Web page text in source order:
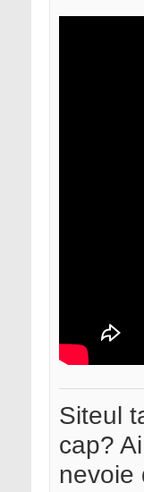
Siteul
cap?
nevoie